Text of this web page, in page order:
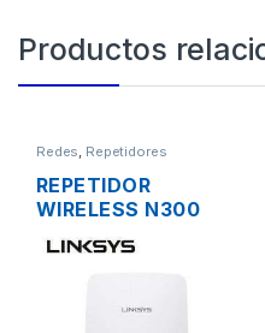
Productos
Redes, Repetidores
REPETIDOR
WIRELESS N300
LINKSYS RE3000W
DOS ANTENAS 1
10/1000MBPS